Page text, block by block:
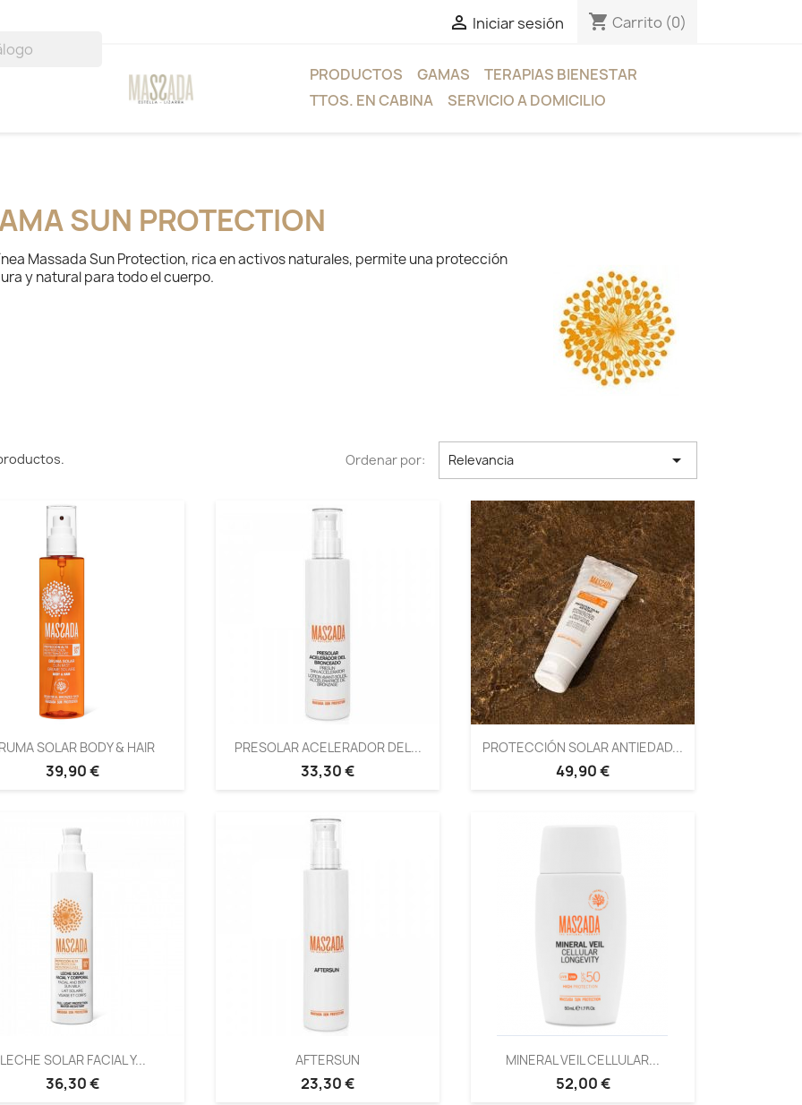
 Iniciar sesión shopping_cart Carrito (0)
PRODUCTOS GAMAS
TERAPIAS BIENESTAR
TTOS. EN CABINA
SERVICIO A DOMICILIO
SUN PROTECTION
Massada Sun Protection, rica en activos naturales, permite una protección
y natural para todo el cuerpo.
Ordenar por: Relevancia 
SOLAR BODY & HAIR
39,90 €
PRESOLAR ACELERADOR DEL...
33,30 €
PROTECCIÓN SOLAR ANTIEDAD...
49,90 €
LECHE SOLAR FACIAL Y...
36,30 €
AFTERSUN
23,30 €
MINERAL VEIL CELLULAR...
52,00 €